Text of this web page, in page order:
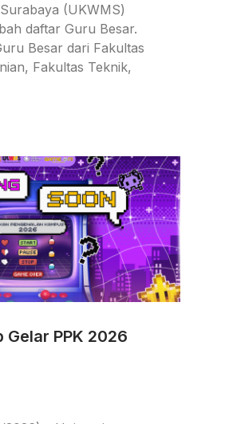
(UKWMS)
daftar Guru Besar.
Besar dari Fakultas
Fakultas Teknik,
Gelar PPK 2026